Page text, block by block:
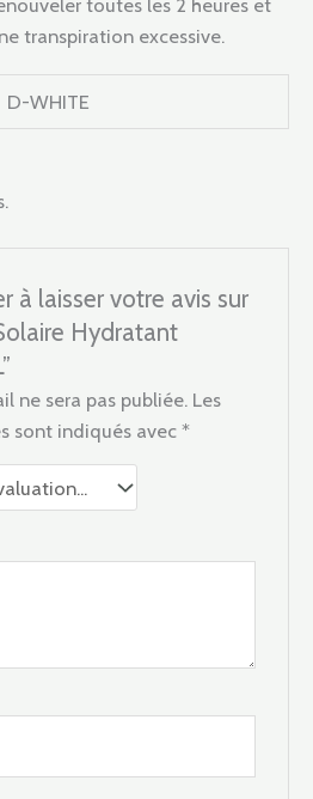
transpiration excessive.
D-WHITE
à laisser votre avis sur
Hydratant
ne sera pas publiée. Les
sont indiqués avec*